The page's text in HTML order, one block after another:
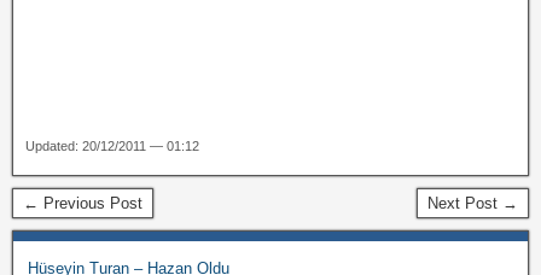
Updated: 20/12/2011 — 01:12
← Previous Post Next Post →
Hüseyin Turan – Hazan Oldu